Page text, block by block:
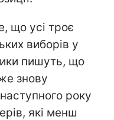
що усі троє
виборів у
пишуть, що
знову
року
які менш